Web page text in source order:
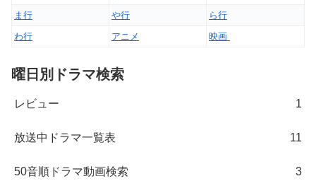
ま行
や行
ら行
わ行
アニメ 映画
曜日別ドラマ検索
レビュー 1
放送中ドラマ一覧表 11
50音順ドラマ動画検索 3